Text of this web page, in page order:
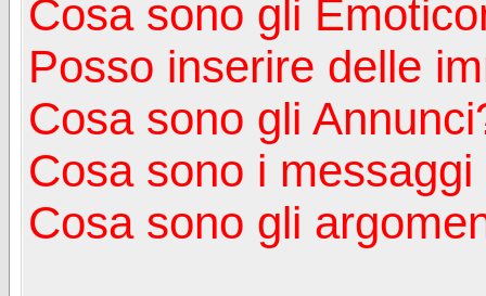
Cosa sono gli
Posso inserire delle
Cosa sono gli
Cosa sono i
Cosa sono gli